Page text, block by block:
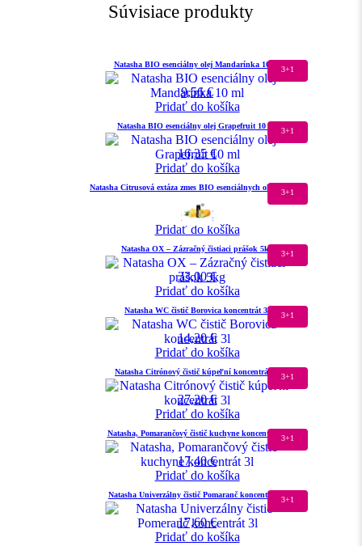
Súvisiace produkty
Natasha BIO esenciálny olej Mandarínka 10 ml
9,56€
3+1
Pridať do košíka
Natasha BIO esenciálny olej Grapefruit 10 ml
16,35€
3+1
Pridať do košíka
Natasha Citrusová extáza zmes BIO esenciálnych olejov 10 ml
6,00€
3+1
Pridať do košíka
Natasha OX – Zázračný čistiaci prášok 5kg
33,00€
3+1
Pridať do košíka
Natasha WC čistič Borovica koncentrát 3l
14,20€
3+1
Pridať do košíka
Natasha Citrónový čistič kúpeľní koncentrát 3l
27,20€
3+1
Pridať do košíka
Natasha, Pomarančový čistič kuchyne koncentrát 3l
17,40€
3+1
Pridať do košíka
Natasha Univerzálny čistič Pomaranč koncentrát 3l
17,60€
3+1
Pridať do košíka